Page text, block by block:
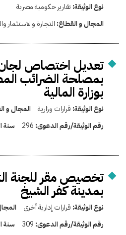
نوع الوثيقة: تقارير حكومية مصرية
المجال و القطاع: التجارة والاستثمار
تعديل اختصاص
بمصلحة الضرائب
بوزارة المالية
نوع الوثيقة: قرارات وزارية المجال و
رقم الوثيقة/رقم الدعوى: 296 سنة
تخصيص مقر للجنة
بمدينة كفر الشيخ
نوع الوثيقة: قرارات إدارية أخرى
رقم الوثيقة/رقم الدعوى: 309 سنة